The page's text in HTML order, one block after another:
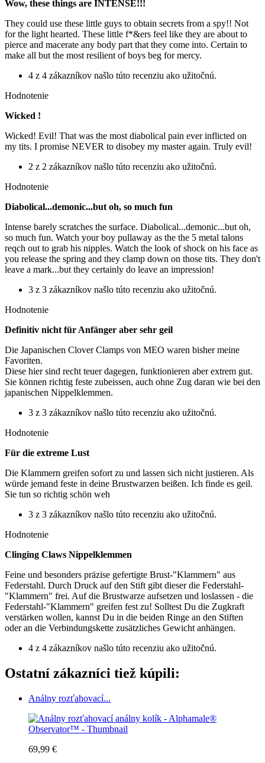
Wow, these things are INTENSE!!!
They could use these little guys to obtain secrets from a spy!! Not
for the light hearted. These little f*&ers feel like they are about to
pierce and macerate any body part that they come into. Certain to
make all but the most resilient of boys beg for mercy.
4 z 4 zákazníkov našlo túto recenziu ako užitočnú.
Hodnotenie
Wicked !
Wicked! Evil! That was the most diabolical pain ever inflicted on
my tits. I promise NEVER to disobey my master again. Truly evil!
2 z 2 zákazníkov našlo túto recenziu ako užitočnú.
Hodnotenie
Diabolical...demonic...but oh, so much fun
Intense barely scratches the surface. Diabolical...demonic...but oh,
so much fun. Watch your boy pullaway as the the 5 metal talons
reqch out to grab his nipples. Watch the look of shock on his face as
you release the spring and they clamp down on those tits. They don't
leave a mark...but they certainly do leave an impression!
3 z 3 zákazníkov našlo túto recenziu ako užitočnú.
Hodnotenie
Definitiv nicht für Anfänger aber sehr geil
Die Japanischen Clover Clamps von MEO waren bisher meine
Favoriten.
Diese hier sind recht teuer dagegen, funktionieren aber extrem gut.
Sie können richtig feste zubeissen, auch ohne Zug daran wie bei den
japanischen Nippelklemmen.
3 z 3 zákazníkov našlo túto recenziu ako užitočnú.
Hodnotenie
Für die extreme Lust
Die Klammern greifen sofort zu und lassen sich nicht justieren. Als
würde jemand feste in deine Brustwarzen beißen. Ich finde es geil.
Sie tun so richtig schön weh
3 z 3 zákazníkov našlo túto recenziu ako užitočnú.
Hodnotenie
Clinging Claws Nippelklemmen
Feine und besonders präzise gefertigte Brust-"Klammern" aus
Federstahl. Durch Druck auf den Stift gibt dieser die Federstahl-
"Klammern" frei. Auf die Brustwarze aufsetzen und loslassen - die
Federstahl-"Klammern" greifen fest zu! Solltest Du die Zugkraft
verstärken wollen, kannst Du in die beiden Ringe an den Stiften
oder an die Verbindungskette zusätzliches Gewicht anhängen.
4 z 4 zákazníkov našlo túto recenziu ako užitočnú.
Ostatní zákazníci tiež kúpili:
Análny rozťahovací...
69,99 €